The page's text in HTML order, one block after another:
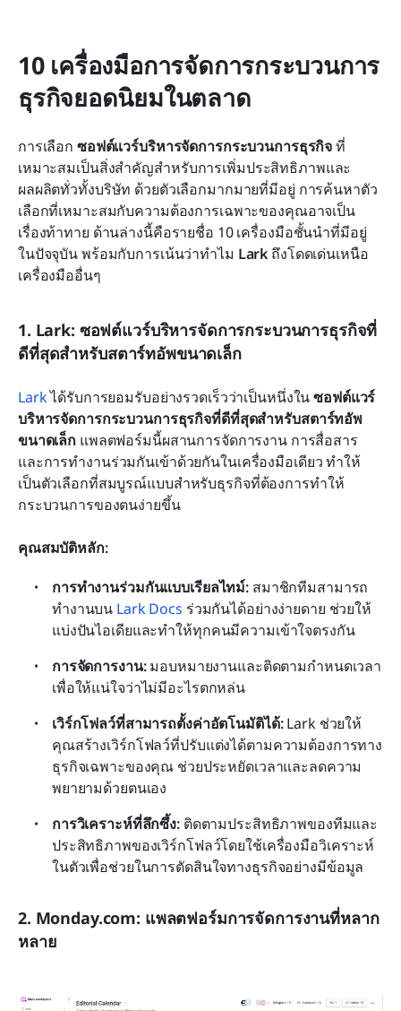
10 เครื่องมือการจัดการกระบวนการ
ธุรกิจยอดนิยมในตลาด
การเลือก ซอฟต์แวร์บริหารจัดการกระบวนการธุรกิจ ที่
เหมาะสมเป็นสิ่งสำคัญสำหรับการเพิ่มประสิทธิภาพและ
ผลผลิตทั่วทั้งบริษัท ด้วยตัวเลือกมากมายที่มีอยู่ การค้นหาตัว
เลือกที่เหมาะสมกับความต้องการเฉพาะของคุณอาจเป็น
เรื่องท้าทาย ด้านล่างนี้คือรายชื่อ 10 เครื่องมือชั้นนำที่มีอยู่
ในปัจจุบัน พร้อมกับการเน้นว่าทำไม Lark ถึงโดดเด่นเหนือ
เครื่องมืออื่นๆ
1. Lark: ซอฟต์แวร์บริหารจัดการกระบวนการธุรกิจที่
ดีที่สุดสำหรับสตาร์ทอัพขนาดเล็ก
Lark ได้รับการยอมรับอย่างรวดเร็วว่าเป็นหนึ่งใน ซอฟต์แวร์
บริหารจัดการกระบวนการธุรกิจที่ดีที่สุดสำหรับสตาร์ทอัพ
ขนาดเล็ก แพลตฟอร์มนี้ผสานการจัดการงาน การสื่อสาร
และการทำงานร่วมกันเข้าด้วยกันในเครื่องมือเดียว ทำให้
เป็นตัวเลือกที่สมบูรณ์แบบสำหรับธุรกิจที่ต้องการทำให้
กระบวนการของตนง่ายขึ้น
คุณสมบัติหลัก:
การทำงานร่วมกันแบบเรียลไทม์: สมาชิกทีมสามารถ
ทำงานบน Lark Docs ร่วมกันได้อย่างง่ายดาย ช่วยให้
แบ่งปันไอเดียและทำให้ทุกคนมีความเข้าใจตรงกัน
การจัดการงาน: มอบหมายงานและติดตามกำหนดเวลา
เพื่อให้แน่ใจว่าไม่มีอะไรตกหล่น
เวิร์กโฟลว์ที่สามารถตั้งค่าอัตโนมัติได้: Lark ช่วยให้
คุณสร้างเวิร์กโฟลว์ที่ปรับแต่งได้ตามความต้องการทาง
ธุรกิจเฉพาะของคุณ ช่วยประหยัดเวลาและลดความ
พยายามด้วยตนเอง
การวิเคราะห์ที่ลึกซึ้ง: ติดตามประสิทธิภาพของทีมและ
ประสิทธิภาพของเวิร์กโฟลว์โดยใช้เครื่องมือวิเคราะห์
ในตัวเพื่อช่วยในการตัดสินใจทางธุรกิจอย่างมีข้อมูล
2. Monday.com: แพลตฟอร์มการจัดการงานที่หลาก
หลาย